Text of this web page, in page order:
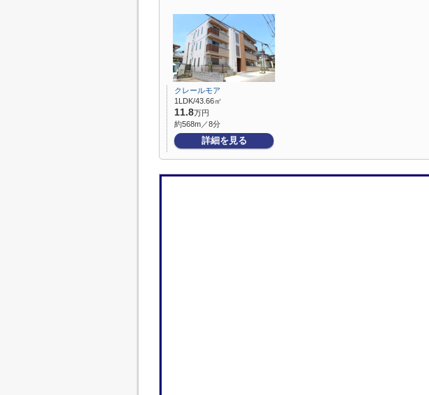
クレールモア
1LDK/43.66㎡
11.8万円
約568m／8分
詳細を見る